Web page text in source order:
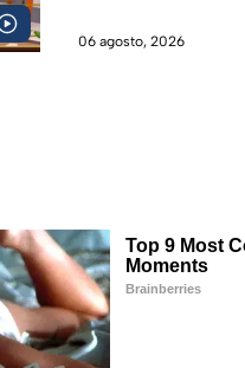
06 agosto, 2026